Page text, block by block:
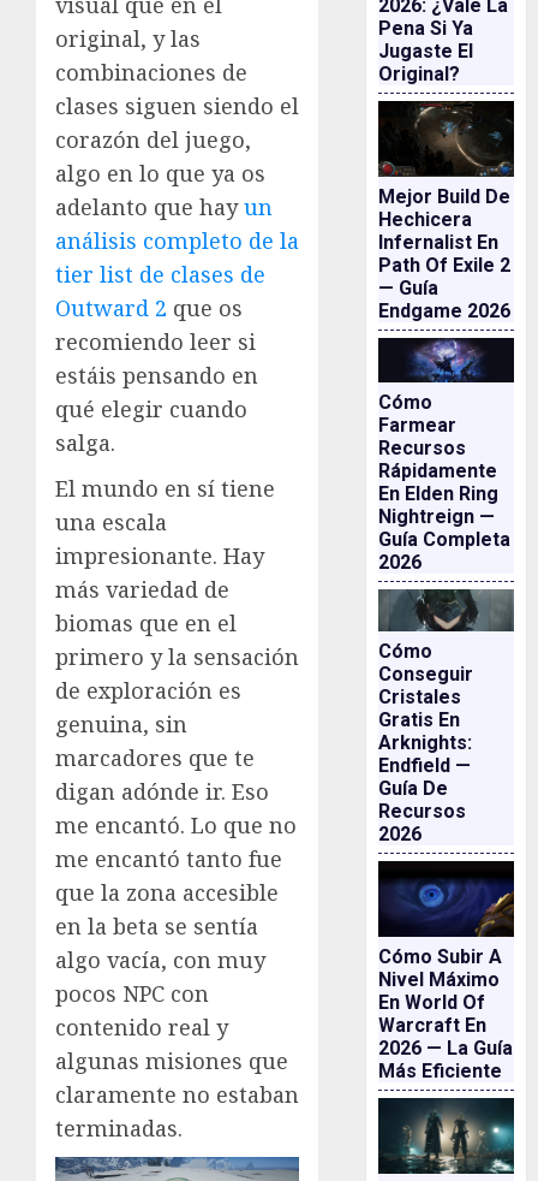
original, y las
combinaciones de
clases siguen siendo el
corazón del juego,
algo en lo que ya os
adelanto que hayun
análisis completo de la
tier list de clases de
Outward 2 que os
recomiendo leer si
estáis pensando en
qué elegir cuando
salga.
El mundo en sí tiene
una escala
impresionante. Hay
más variedad de
biomas que en el
primero y la sensación
de exploración es
genuina, sin
marcadores que te
digan adónde ir. Eso
me encantó. Lo que no
me encantó tanto fue
que la zona accesible
en la beta se sentía
algo vacía, con muy
pocos NPC con
contenido real y
algunas misiones que
claramente no estaban
terminadas.
2026: ¿vale La
Pena Si Ya
Jugaste El
Original?
Mejor Build De
Hechicera
Infernalist En
Path Of Exile 2
— Guía
Endgame 2026
Cómo
Farmear
Recursos
Rápidamente
En Elden Ring
Nightreign —
Guía Completa
2026
Cómo
Conseguir
Cristales
Gratis En
Arknights:
Endfield —
Guía De
Recursos
2026
Cómo Subir A
Nivel Máximo
En World Of
Warcraft En
2026 — La Guía
Más Eficiente